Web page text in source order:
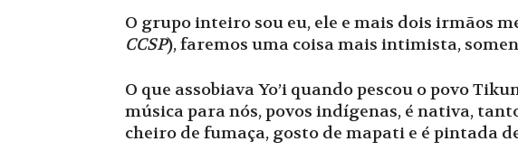
O grupo inteiro sou eu, ele e mais dois irmãos
CCSP), faremos uma coisa mais intimista,
O que assobiava Yo’i quando pescou o povo
música para nós, povos indígenas, é nativa,
cheiro de fumaça, gosto de mapati e é pintada